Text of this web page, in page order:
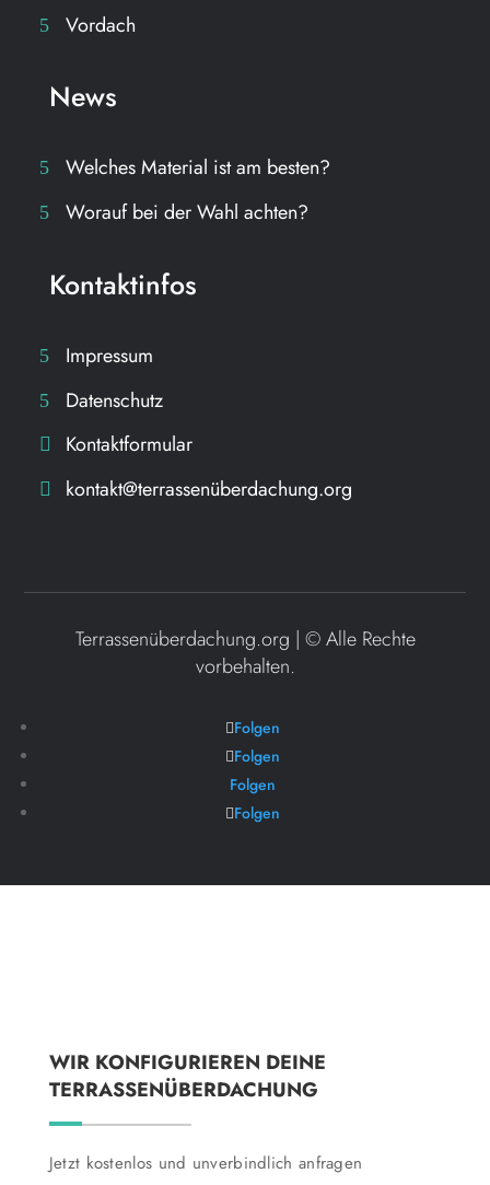
Vordach
News
Welches Material ist am besten?
Worauf bei der Wahl achten?
Kontaktinfos
Impressum
Datenschutz
Kontaktformular
kontakt@terrassenüberdachung.org
Terrassenüberdachung.org | ©Alle Rechte
vorbehalten.
Folgen
Folgen
Folgen
Folgen
WIR KONFIGURIEREN DEINE
TERRASSENÜBERDACHUNG
Jetzt kostenlos und unverbindlich anfragen